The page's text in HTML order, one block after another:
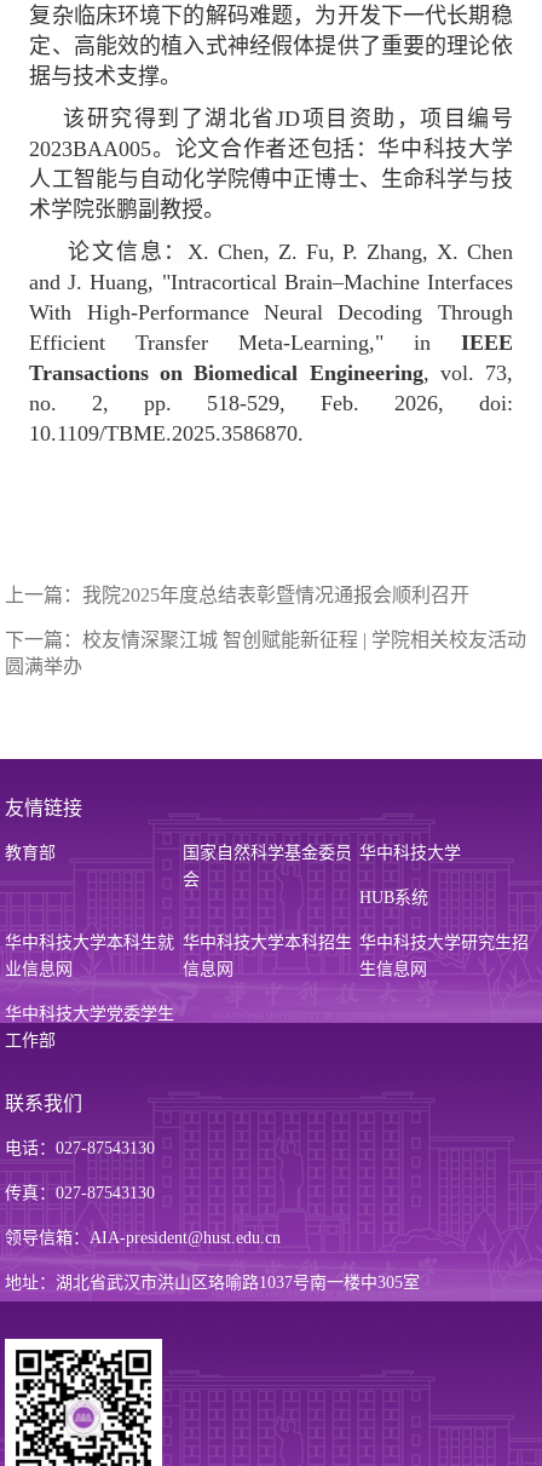
复杂临床环境下的解码难题，为开发下一代长期稳
定、高能效的植入式神经假体提供了重要的理论依
据与技术支撑。
该研究得到了湖北省JD项目资助，项目编号
2023BAA005。论文合作者还包括：华中科技大学
人工智能与自动化学院傅中正博士、生命科学与技
术学院张鹏副教授。
论文信息：X. Chen, Z. Fu, P. Zhang, X. Chen
and J. Huang, "Intracortical Brain–Machine Interfaces
With High-Performance Neural Decoding Through
Efficient Transfer Meta-Learning," in IEEE
Transactions on Biomedical Engineering, vol. 73,
no. 2, pp. 518-529, Feb. 2026, doi:
10.1109/TBME.2025.3586870.
上一篇：我院2025年度总结表彰暨情况通报会顺利召开
下一篇：校友情深聚江城 智创赋能新征程 | 学院相关校友活动
圆满举办
友情链接
教育部
国家自然科学基金委员
会
华中科技大学
HUB系统
华中科技大学本科生就
业信息网
华中科技大学本科招生
信息网
华中科技大学研究生招
生信息网
华中科技大学党委学生
工作部
联系我们
电话：027-87543130
传真：027-87543130
领导信箱：AIA-president@hust.edu.cn
地址：湖北省武汉市洪山区珞喻路1037号南一楼中305室